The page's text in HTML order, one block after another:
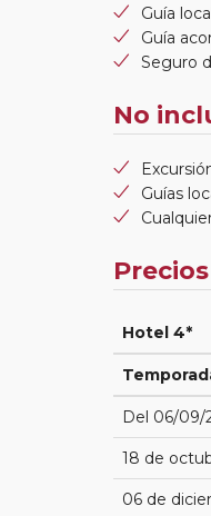
Guía
Guía
Seguro
No
Guías
Precios
Hotel 4*
Del 06/09/
18 de
06 de